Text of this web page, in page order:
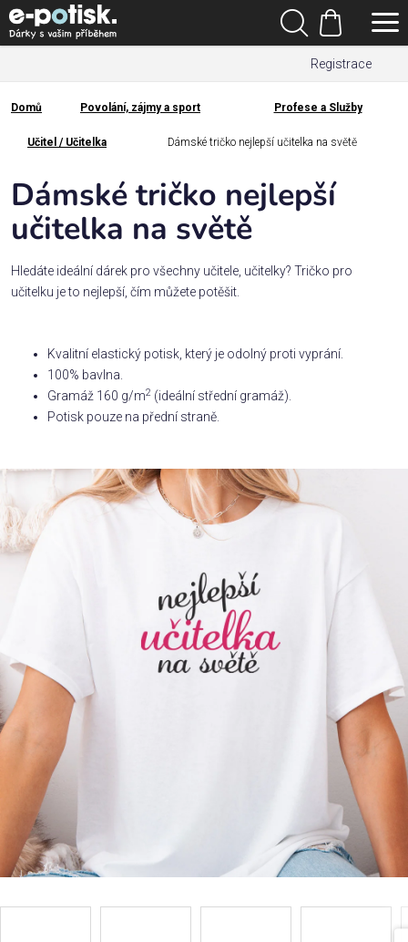
Přejít
na
obsah
Registrace
Hledat
Nákupní
košík
Kategorie
Dárek
Rodina
/
Povolání,
zájmy a
sport
Domácnost
Kolekce
Přihlášení
Domů
Domů Povolání, zájmy a sport Profese a Služby
Učitel / Učitelka Dámské tričko nejlepší učitelka na světě
Dámské tričko nejlepší
učitelka na světě
Hledáte ideální dárek pro všechny učitele, učitelky? Tričko pro
učitelku je to nejlepší, čím můžete potěšit.
Kvalitní elastický potisk, který je odolný proti vyprání.
100% bavlna.
Gramáž 160 g/m2 (ideální střední gramáž).
Potisk pouze na přední straně.